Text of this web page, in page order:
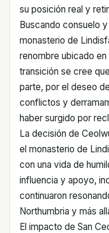
su posición real y
Buscando consuelo
monasterio de
renombre ubicado en
transición se cree
parte, por el deseo
conflictos y
haber surgido por
La decisión de
el monasterio de
con una vida de
influencia y apoyo,
continuaron
Northumbria y más
El impacto de San